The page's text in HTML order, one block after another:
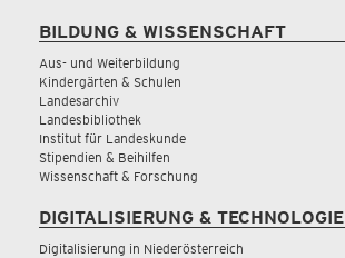
BILDUNG & WISSENSCHAFT
Aus- und Weiterbildung
Kindergärten & Schulen
Landesarchiv
Landesbibliothek
Institut für Landeskunde
Stipendien & Beihilfen
Wissenschaft & Forschung
DIGITALISIERUNG & TECHNOLOGIE
Digitalisierung in Niederösterreich